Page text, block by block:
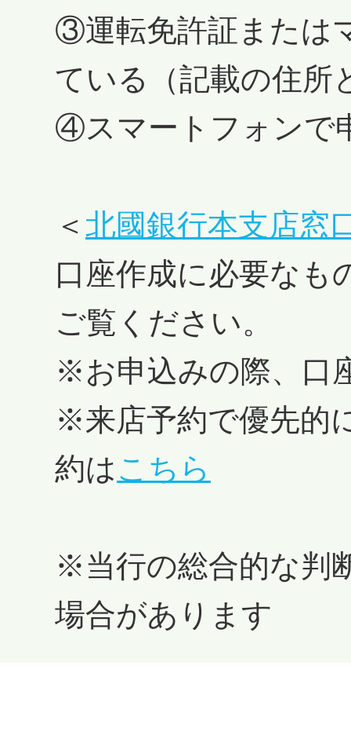
③運転免許証または
ている（記載の住所
④スマートフォンで
＜ 北國銀行本支店窓
口座作成に必要なも
ご覧ください。
※お申込みの際、口
※来店予約で優先的
約はこちら
※当行の総合的な判
場合があります